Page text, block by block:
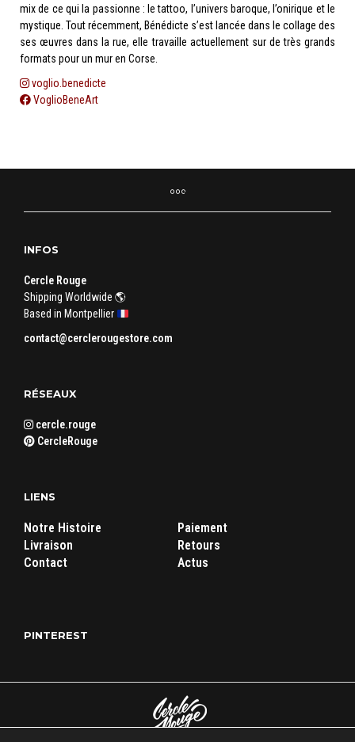
mix de ce qui la passionne : le tattoo, l’univers baroque, l’onirique et le
mystique. Tout récemment, Bénédicte s’est lancée dans le collage des
ses œuvres dans la rue, elle travaille actuellement sur de très grands
formats pour un mur en Corse.
voglio.benedicte
VoglioBeneArt
INFOS
Cercle Rouge
Shipping Worldwide 🌎
Based in Montpellier
contact@cerclerougestore.com
RÉSEAUX
cercle.rouge
CercleRouge
LIENS
Notre Histoire
Livraison
Contact
Paiement
Retours
Actus
PINTEREST